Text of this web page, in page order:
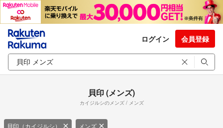
ログイン 会員登録
貝印 (メンズ)
カイジルシのメンズ / メンズ
貝印（カイジルシ） メンズ